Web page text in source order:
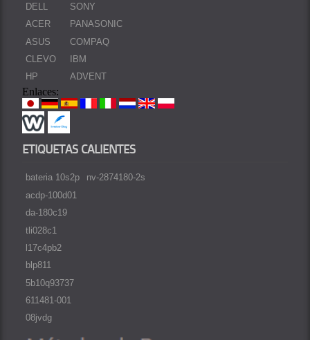
DELL
ACER
ASUS
CLEVO
HP
SONY
PANASONIC
COMPAQ
IBM
ADVENT
Enlaces:
ETIQUETAS CALIENTES
bateria 10s2p
acdp-100d01
da-180c19
tli028c1
l17c4pb2
blp811
5b10q93737
611481-001
08jvdg
nv-2874180-2s